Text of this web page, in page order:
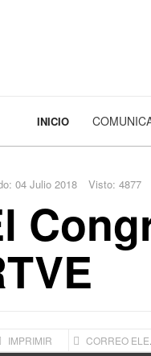
INICIO
04 Julio 2018 Visto: 4877
IMPRIMIR CORREO ELECTRÓNICO